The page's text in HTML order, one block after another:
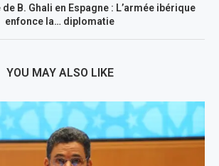
B. Ghali en Espagne : L’armée ibérique
enfonce la… diplomatie
YOU MAY ALSO LIKE